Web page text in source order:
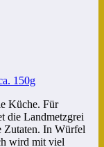
150g
Küche. Für
die Landmetzgrei
Zutaten. In Würfel
wird mit viel